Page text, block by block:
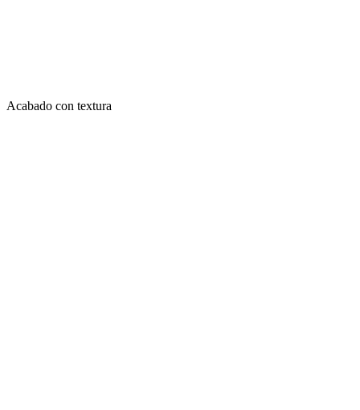
Acabado con textura